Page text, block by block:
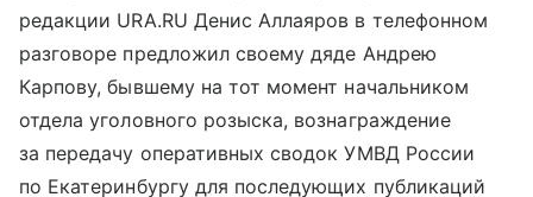
редакции URA.RU Денис Аллаяров в телефонном
разговоре предложил своему дяде Андрею
Карпову, бывшему на тот момент начальником
отдела уголовного розыска, вознаграждение
за передачу оперативных сводок УМВД России
по Екатеринбургу для последующих публикаций